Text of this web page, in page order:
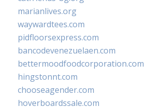
marianlives.org
waywardtees.com
pidfloorsexpress.com
bancodevenezuelaen.com
bettermoodfoodcorporation.com
hingstonnt.com
chooseagender.com
hoverboardssale.com